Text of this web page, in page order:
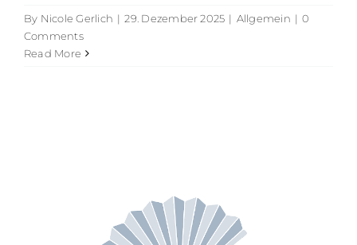
By Nicole Gerlich | 29. Dezember 2025 | Allgemein | 0
Comments
Read More